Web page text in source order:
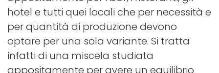
hotel e tutti quei locali che per necessità e
per quantità di produzione devono
optare per una sola variante. Si tratta
infatti di una miscela studiata
appositamente per avere un equilibrio